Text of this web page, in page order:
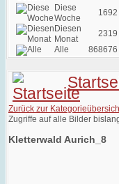
Diese
Woche
1692
Diesen
Monat
2319
Alle
868676
Zurück zur
Zugriffe auf alle Bilder
Kletterwald Aurich_8